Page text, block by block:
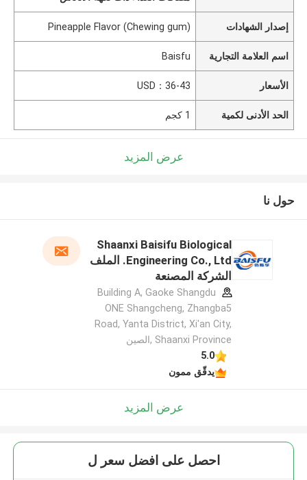
إصدار الشهادات Pineapple Flavor (Chewing gum)
اسم العلامة التجارية Baisfu
الأسعار USD：36-43
الحد الأدنى لكمية 1 كجم
عرض المزيد
حول نا
Shaanxi Baisifu Biological
Engineering Co., Ltd. الملف
الشركة المصنعة
Building A, Gaoke Shangdu
ONE Shangcheng, Zhangba5
Road, Yanta District, Xi'an City,
Shaanxi Province ,الصين
5.0
يدقّق ممون
عرض المزيد
احصل على افضل سعر ل